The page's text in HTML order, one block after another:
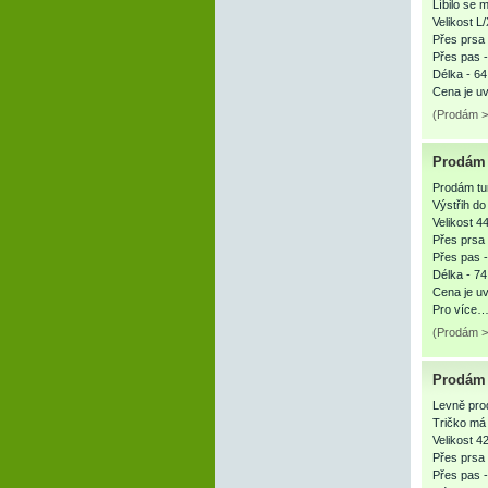
Líbilo se
Velikost L/
Přes prsa
Přes pas
Délka -
Cena je
(Prodám
Prodám
Výstřih
Velikost
Přes prsa
Přes pas
Délka -
Cena je
Pro více…
(Prodám
Levně
Tričko
Velikost
Přes prsa
Přes pas